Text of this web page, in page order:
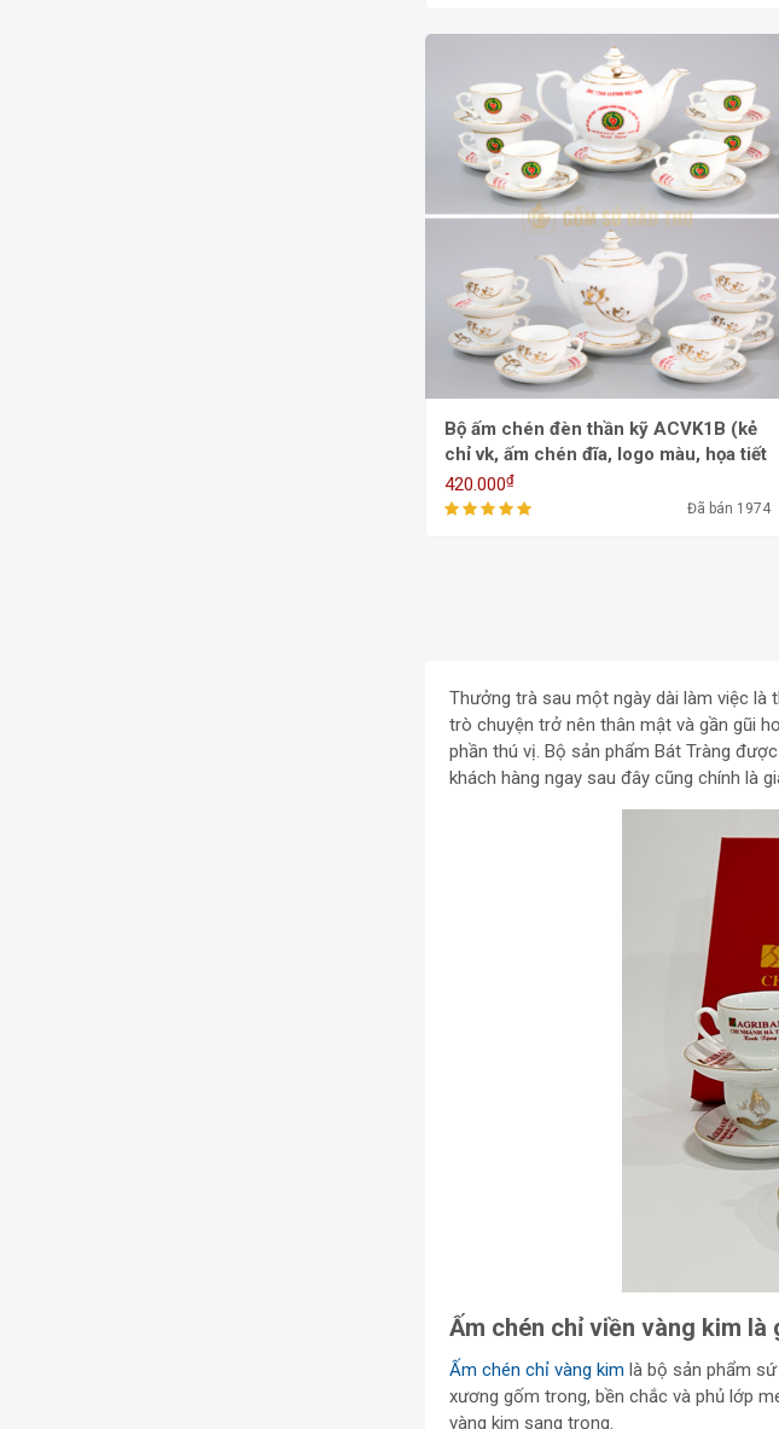
Bộ ấm chén đèn thần kỹ ACVK1B (kẻ
chỉ vk, ấm chén đĩa, logo màu, họa tiết
vk) - 550/700ml
420.000₫
Đã bán 1974
Thưởng trà sau một ngày dài làm việc là
trò chuyện trở nên thân mật và gần gũi
phần thú vị. Bộ sản phẩm Bát Tràng
khách hàng ngay sau đây cũng chính là
Ấm chén chỉ viền vàng kim là
Ấm chén chỉ vàng kim là bộ sản phẩm
xương gốm trong, bền chắc và phủ lớp
vàng kim sang trọng.